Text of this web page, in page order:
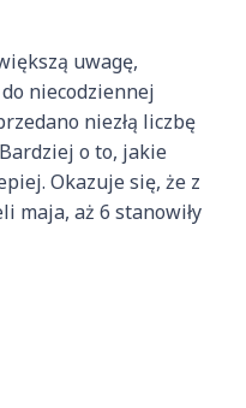
uwagę,
niecodziennej
niezłą liczbę
o to, jakie
Okazuje się, że z
maja, aż 6 stanowiły